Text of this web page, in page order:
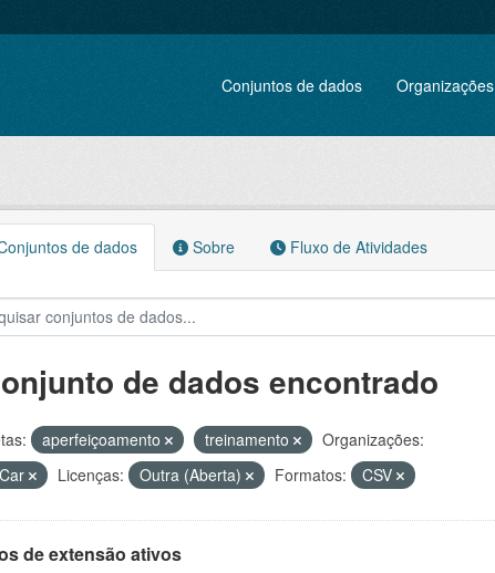
Conjuntos de dados Organizações
de dados Sobre Fluxo de Atividades
de dados encontrado
aperfeiçoamento treinamento
Organizações:
Licenças: Outra (Aberta) Formatos: CSV
de extensão ativos